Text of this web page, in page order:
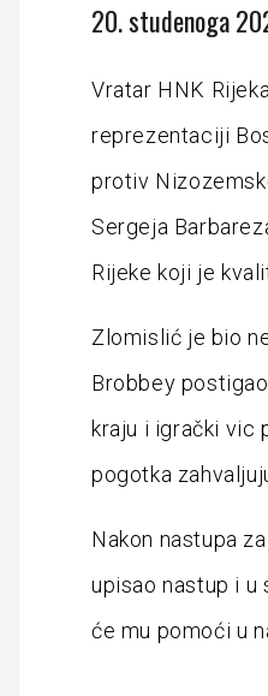
20. studenoga
Vratar HNK
reprezentaciji
protiv
Sergeja
Rijeke koji je
Zlomislić je bio
Brobbey
kraju i igrački vic
pogotka
Nakon nastupa
upisao nastup i
će mu pomoći u